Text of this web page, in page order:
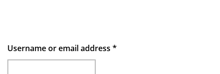
Username or email address *